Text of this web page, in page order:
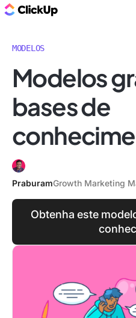
MODELOS
Modelos
bases de
PraburamGrowth Marketing
Obtenha este